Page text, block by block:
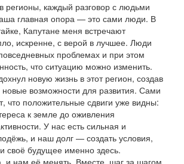
регионы, каждый разговор с людьми
главная опора — это сами люди. В
Капутане меня встречают
искренне, с верой в лучшее. Люди
проблемах и при этом
что ситуацию можно изменить.
новую жизнь в этот регион, создав
возможности для развития. Сами
что положительные сдвиги уже видны:
к земле до оживления
У нас есть сильная и
и наш долг — создать условия,
своё будущее именно здесь.